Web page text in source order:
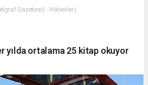
Gazetesi) - Haberler |
yılda ortalama 25 kitap okuyor